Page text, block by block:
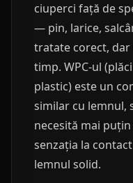
ciuperci față de
— pin, larice,
tratate corect,
timp. WPC-ul
plastic) este un
similar cu lemnul,
necesită mai
senzația la
lemnul solid.